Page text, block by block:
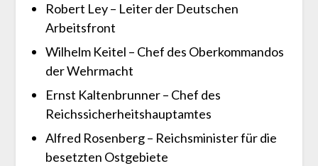
Robert Ley – Leiter der Deutschen
Arbeitsfront
Wilhelm Keitel – Chef des Oberkommandos
der Wehrmacht
Ernst Kaltenbrunner – Chef des
Reichssicherheitshauptamtes
Alfred Rosenberg – Reichsminister für die
besetzten Ostgebiete